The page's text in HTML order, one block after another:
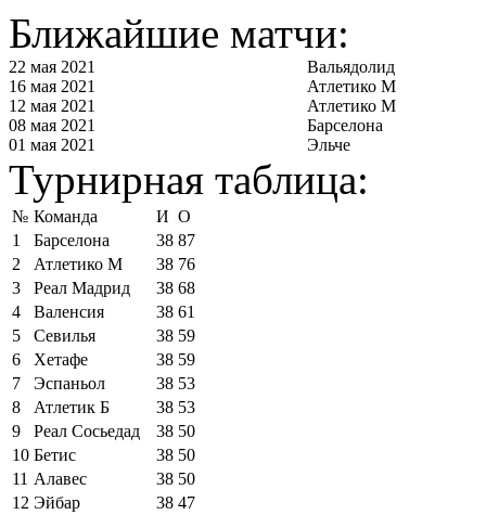
Ближайшие матчи:
22 мая 2021
Вальядолид
16 мая 2021
Атлетико М
12 мая 2021
Атлетико М
08 мая 2021
Барселона
01 мая 2021
Эльче
Турнирная таблица:
№ Команда И О
1
Барселона 38 87
2
Атлетико М 38 76
3
Реал Мадрид 38 68
4
Валенсия 38 61
5
Севилья 38 59
6
Хетафе 38 59
7
Эспаньол 38 53
8
Атлетик Б 38 53
9
Реал Сосьедад 38 50
10 Бетис 38 50
11 Алавес 38 50
12 Эйбар 38 47